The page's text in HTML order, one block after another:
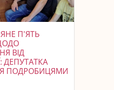
П'ЯТЬ
ВІД
ДЕПУТАТКА
ПОДРОБИЦЯМИ